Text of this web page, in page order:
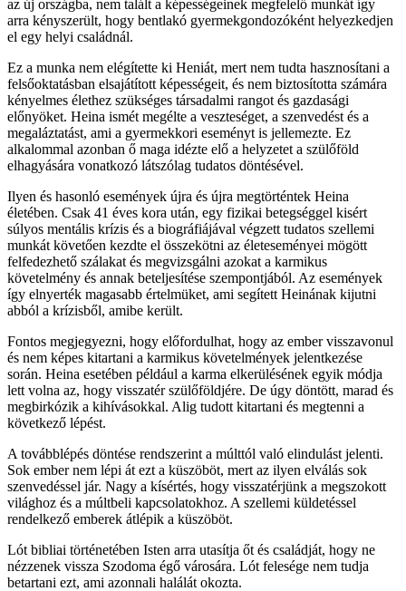
az új országba, nem talált a képességeinek megfelelő munkát így
arra kényszerült, hogy bentlakó gyermekgondozóként helyezkedjen
el egy helyi családnál.
Ez a munka nem elégítette ki Heniát, mert nem tudta hasznosítani a
felsőoktatásban elsajátított képességeit, és nem biztosította számára
kényelmes élethez szükséges társadalmi rangot és gazdasági
előnyöket. Heina ismét megélte a veszteséget, a szenvedést és a
megaláztatást, ami a gyermekkori eseményt is jellemezte. Ez
alkalommal azonban ő maga idézte elő a helyzetet a szülőföld
elhagyására vonatkozó látszólag tudatos döntésével.
Ilyen és hasonló események újra és újra megtörténtek Heina
életében. Csak 41 éves kora után, egy fizikai betegséggel kisért
súlyos mentális krízis és a biográfiájával végzett tudatos szellemi
munkát követően kezdte el összekötni az életeseményei mögött
felfedezhető szálakat és megvizsgálni azokat a karmikus
követelmény és annak beteljesítése szempontjából. Az események
így elnyerték magasabb értelmüket, ami segített Heinának kijutni
abból a krízisből, amibe került.
Fontos megjegyezni, hogy előfordulhat, hogy az ember visszavonul
és nem képes kitartani a karmikus követelmények jelentkezése
során. Heina esetében például a karma elkerülésének egyik módja
lett volna az, hogy visszatér szülőföldjére. De úgy döntött, marad és
megbirkózik a kihívásokkal. Alig tudott kitartani és megtenni a
következő lépést.
A továbblépés döntése rendszerint a múlttól való elindulást jelenti.
Sok ember nem lépi át ezt a küszöböt, mert az ilyen elválás sok
szenvedéssel jár. Nagy a kísértés, hogy visszatérjünk a megszokott
világhoz és a múltbeli kapcsolatokhoz. A szellemi küldetéssel
rendelkező emberek átlépik a küszöböt.
Lót bibliai történetében Isten arra utasítja őt és családját, hogy ne
nézzenek vissza Szodoma égő városára. Lót felesége nem tudja
betartani ezt, ami azonnali halálát okozta.